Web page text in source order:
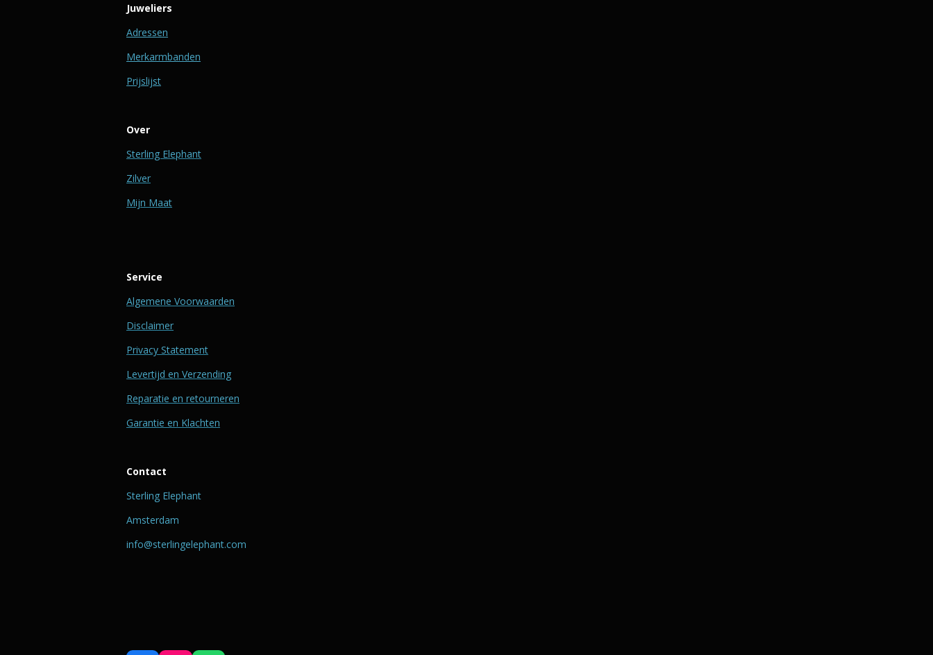
Juweliers
Adressen
Merkarmbanden
Prijslijst
Over
Sterling Elephant
Zilver
Mijn Maat
Service
Algemene Voorwaarden
Disclaimer
Privacy Statement
Levertijd en Verzending
Reparatie en retourneren
Garantie en Klachten
Contact
Sterling Elephant
Amsterdam
info@sterlingelephant.com